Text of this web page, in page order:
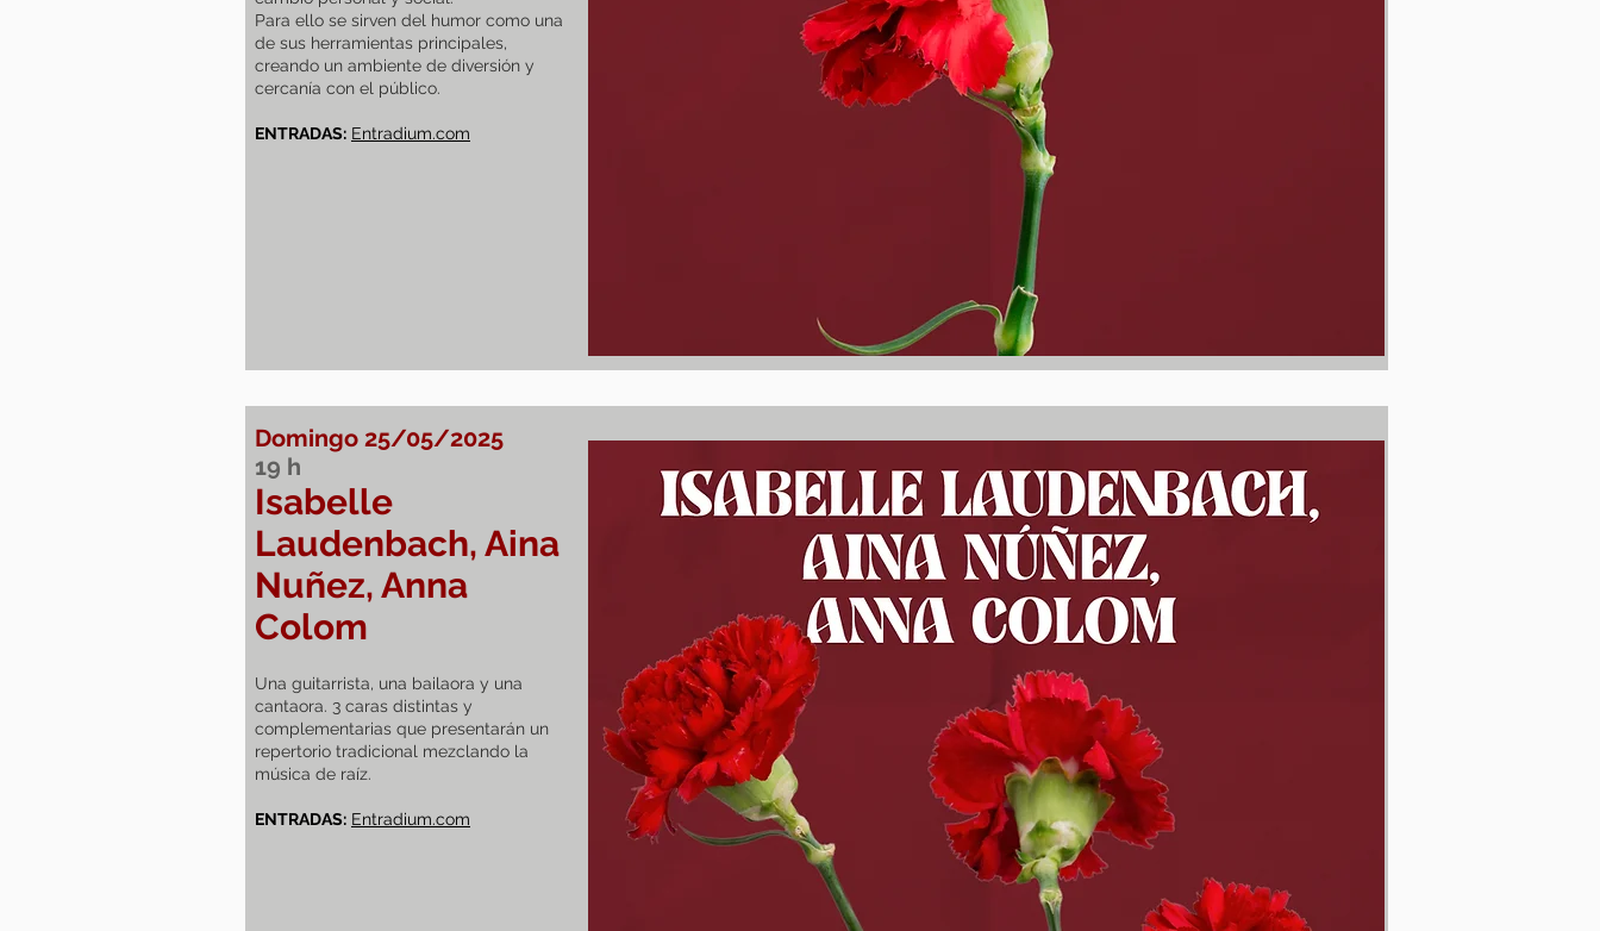
Para ello se sirven del humor como una
de sus herramientas principales,
creando un ambiente de diversión y
cercanía con el público.
ENTRADAS: Entradium.com
Domingo 25/05/2025
19 h
Isabelle
Laudenbach, Aina
Nuñez, Anna
Colom
​Una guitarrista, una bailaora y una
cantaora. 3 caras distintas y
complementarias que presentarán un
repertorio tradicional mezclando la
música de raíz.
ENTRADAS: Entradium.com